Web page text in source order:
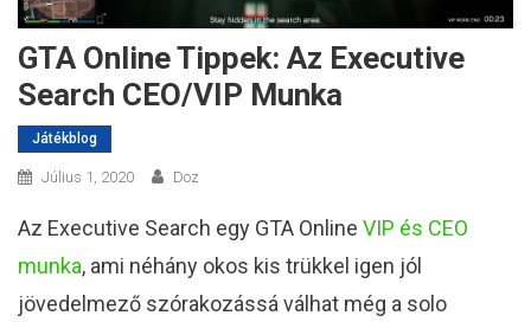
GTA Online Tippek: Az Executive
Search CEO/VIP Munka
Játékblog
Július 1, 2020 Doz
Az Executive Search egy GTA Online VIP és CEO
munka, ami néhány okos kis trükkel igen jól
jövedelmező szórakozássá válhat még a solo